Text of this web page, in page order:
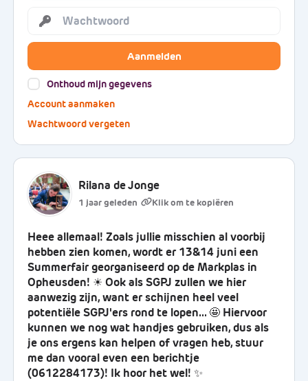
Aanmelden
Onthoud mijn gegevens
Account aanmaken
Wachtwoord vergeten
Rilana de Jonge
1 jaar geleden
Heee allemaal! Zoals jullie misschien al voorbij
hebben zien komen, wordt er 13&14 juni een
Summerfair georganiseerd op de Markplas in
Opheusden! ☀ Ook als SGPJ zullen we hier
aanwezig zijn, want er schijnen heel veel
potentiële SGPJ'ers rond te lopen... 🤩 Hiervoor
kunnen we nog wat handjes gebruiken, dus als
je ons ergens kan helpen of vragen heb, stuur
me dan vooral even een berichtje
(0612284173)! Ik hoor het wel! ✨